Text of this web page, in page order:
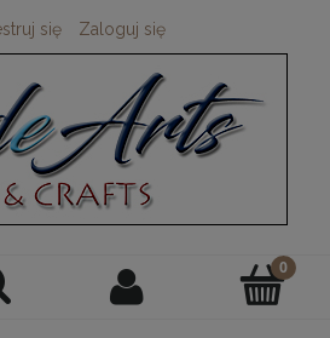
się Zaloguj się